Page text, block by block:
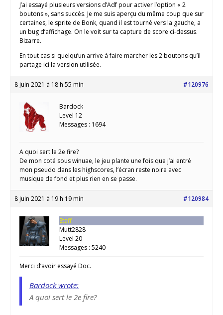
J’ai essayé plusieurs versions d’Adf pour activer l’option « 2
boutons », sans succès. Je me suis aperçu du même coup que sur
certaines, le sprite de Bonk, quand il est tourné vers la gauche, a
un bug d’affichage. On le voit sur ta capture de score ci-dessus.
Bizarre.
En tout cas si quelqu’un arrive à faire marcher les 2 boutons qu’il
partage ici la version utilisée.
8 juin 2021 à 18 h 55 min #120976
Bardock
Level 12
Messages : 1694
A quoi sert le 2e fire?
De mon coté sous winuae, le jeu plante une fois que j’ai entré
mon pseudo dans les highscores, l’écran reste noire avec
musique de fond et plus rien en se passe.
8 juin 2021 à 19 h 19 min #120984
Staff
Mutt2828
Level 20
Messages : 5240
Merci d’avoir essayé Doc.
Bardock wrote:
A quoi sert le 2e fire?